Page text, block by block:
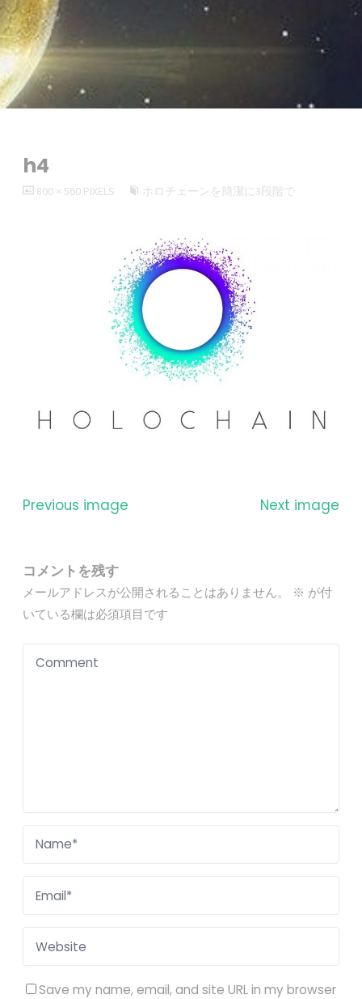
h4
FULL800 × 560 PIXELS ホロチェーンを簡潔に3段階で
Previous image Next image
コメントを残す
メールアドレスが公開されることはありません。 ※ が付
いている欄は必須項目です
Save my name, email, and site URL in my browser